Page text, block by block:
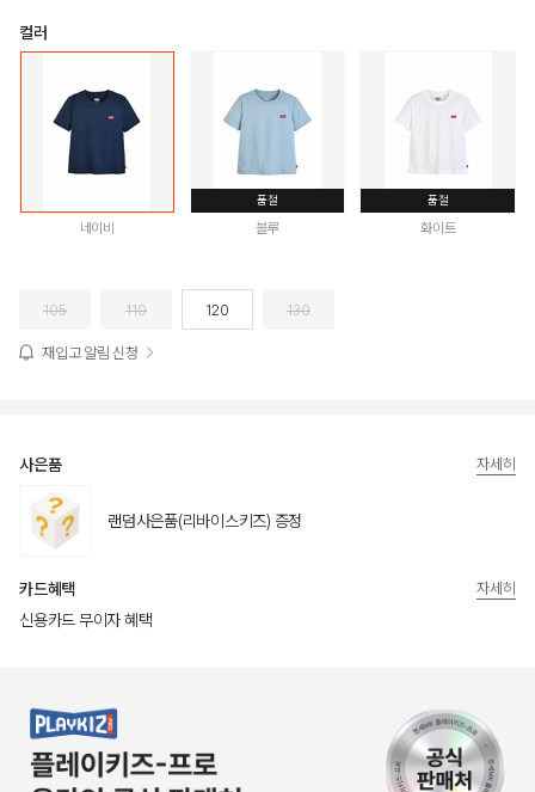
컬러
네이비
품절
블루
품절
화이트
105 110 120 130
재입고 알림 신청
사은품
랜덤사은품(리바이스키즈) 증정
자세히
카드혜택
신용카드 무이자 혜택
자세히